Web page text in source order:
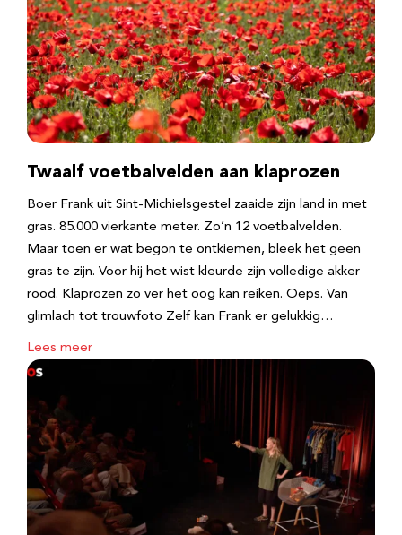
Twaalf voetbalvelden aan klaprozen
Boer Frank uit Sint-Michielsgestel zaaide zijn land in met
gras. 85.000 vierkante meter. Zo’n 12 voetbalvelden.
Maar toen er wat begon te ontkiemen, bleek het geen
gras te zijn. Voor hij het wist kleurde zijn volledige akker
rood. Klaprozen zo ver het oog kan reiken. Oeps. Van
glimlach tot trouwfoto Zelf kan Frank er gelukkig…
Lees meer